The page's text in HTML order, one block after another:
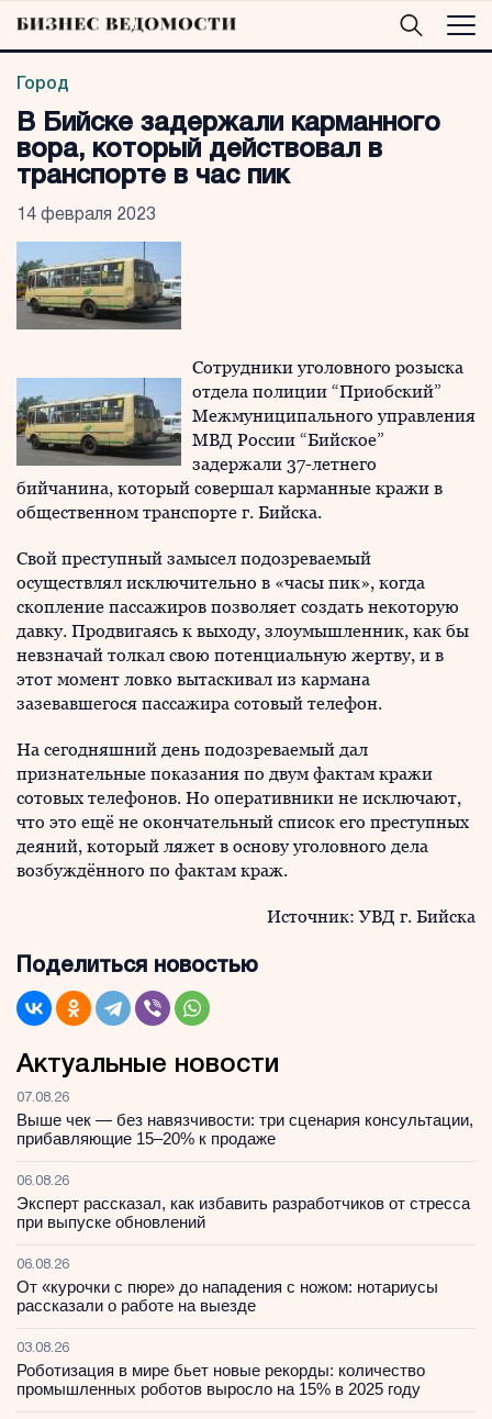
Город
В Бийске задержали карманного
вора, который действовал в
транспорте в час пик
14 февраля 2023
Сотрудники уголовного розыска
отдела полиции “Приобский”
Межмуниципального управления
МВД России “Бийское”
задержали 37-летнего
бийчанина, который совершал карманные кражи в
общественном транспорте г. Бийска.
Свой преступный замысел подозреваемый
осуществлял исключительно в «часы пик», когда
скопление пассажиров позволяет создать некоторую
давку. Продвигаясь к выходу, злоумышленник, как бы
невзначай толкал свою потенциальную жертву, и в
этот момент ловко вытаскивал из кармана
зазевавшегося пассажира сотовый телефон.
На сегодняшний день подозреваемый дал
признательные показания по двум фактам кражи
сотовых телефонов. Но оперативники не исключают,
что это ещё не окончательный список его преступных
деяний, который ляжет в основу уголовного дела
возбуждённого по фактам краж.
Источник: УВД г. Бийска
Поделиться новостью
Актуальные новости
07.08.26
Выше чек — без навязчивости: три сценария консультации,
прибавляющие 15–20% к продаже
06.08.26
Эксперт рассказал, как избавить разработчиков от стресса
при выпуске обновлений
06.08.26
От «курочки с пюре» до нападения с ножом: нотариусы
рассказали о работе на выезде
03.08.26
Роботизация в мире бьет новые рекорды: количество
промышленных роботов выросло на 15% в 2025 году